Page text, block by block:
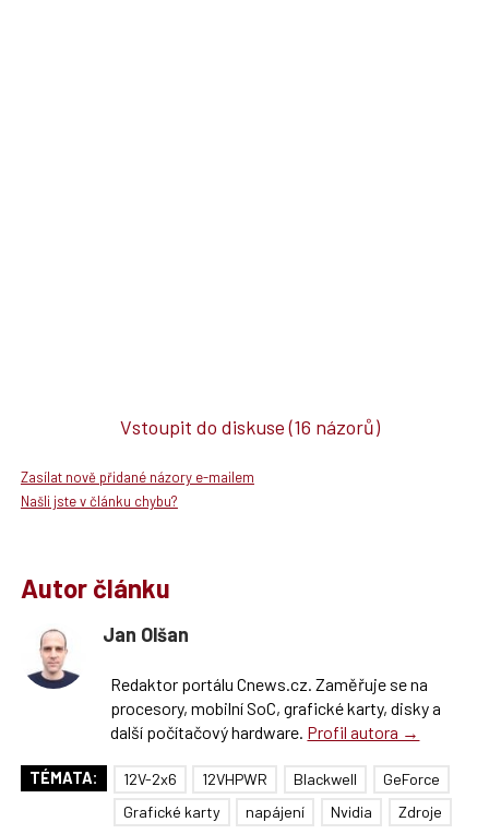
Vstoupit do diskuse(16 názorů)
Zasílat nově přidané názory e-mailem
Našli jste v článku chybu?
Autor článku
Jan Olšan
Redaktor portálu Cnews.cz. Zaměřuje se na
procesory, mobilní SoC, grafické karty, disky a
další počítačový hardware. Profil autora →
TÉMATA: 12V-2x6 12VHPWR Blackwell
GeForce
Grafické karty
napájení Nvidia Zdroje